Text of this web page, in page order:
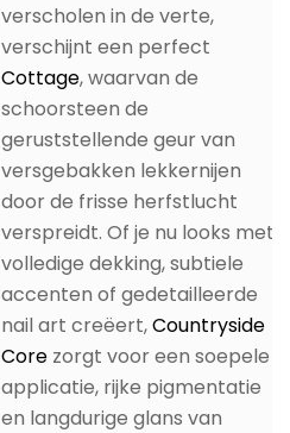
verscholen in de verte,
verschijnt een perfect
Cottage, waarvan de
schoorsteen de
geruststellende geur van
versgebakken lekkernijen
door de frisse herfstlucht
verspreidt. Of je nu looks met
volledige dekking, subtiele
accenten of gedetailleerde
nail art creëert,Countryside
Core zorgt voor een soepele
applicatie, rijke pigmentatie
en langdurige glans van